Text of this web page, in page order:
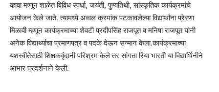
व्हावा म्हणून शाळेत विविध स्पर्धा, जयंती, पुण्यतिथी, सांस्कृतिक कार्यक्रमांचे
आयोजन केले जाते. त्यामध्ये अव्वल क्रमांक पटकावलेल्या विद्यार्थांना प्रेरणा
मिळावी म्हणून कार्यक्रमाच्या शेवटी प्रदीपसिंह राजपूत व मनिषा राजपूत यांनी
अनेक विद्यार्थ्याचा प्रमाणपत्र व पदके देऊन सन्मान केला.कार्यक्रमाच्या
यशस्वीतेसाठी शिक्षकवृंदानी परिश्रम केले तर सांगता रिया भारती या विद्यार्थिनीने
आभार प्रदर्शनाने केली.